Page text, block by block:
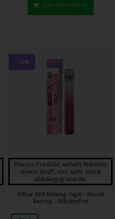
Zum Warenkorb
-10%
Dieses Produkt enhält Nikotin:
einen Stoff, der sehr stark
abhängig macht.
Elfbar 800 Einweg Vape - Mixed
Berries - Nikotinfrei